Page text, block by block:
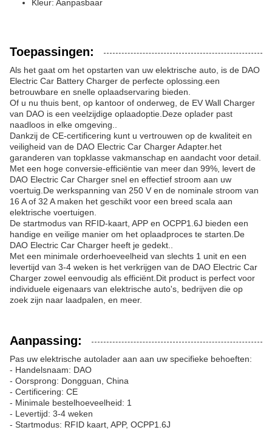
Kleur: Aanpasbaar
Toepassingen:
Als het gaat om het opstarten van uw elektrische auto, is de DAO
Electric Car Battery Charger de perfecte oplossing.een
betrouwbare en snelle oplaadservaring bieden.
Of u nu thuis bent, op kantoor of onderweg, de EV Wall Charger
van DAO is een veelzijdige oplaadoptie.Deze oplader past
naadloos in elke omgeving..
Dankzij de CE-certificering kunt u vertrouwen op de kwaliteit en
veiligheid van de DAO Electric Car Charger Adapter.het
garanderen van topklasse vakmanschap en aandacht voor detail.
Met een hoge conversie-efficiëntie van meer dan 99%, levert de
DAO Electric Car Charger snel en effectief stroom aan uw
voertuig.De werkspanning van 250 V en de nominale stroom van
16 A of 32 A maken het geschikt voor een breed scala aan
elektrische voertuigen.
De startmodus van RFID-kaart, APP en OCPP1.6J bieden een
handige en veilige manier om het oplaadproces te starten.De
DAO Electric Car Charger heeft je gedekt..
Met een minimale orderhoeveelheid van slechts 1 unit en een
levertijd van 3-4 weken is het verkrijgen van de DAO Electric Car
Charger zowel eenvoudig als efficiënt.Dit product is perfect voor
individuele eigenaars van elektrische auto's, bedrijven die op
zoek zijn naar laadpalen, en meer.
Aanpassing:
Pas uw elektrische autolader aan aan uw specifieke behoeften:
- Handelsnaam: DAO
- Oorsprong: Dongguan, China
- Certificering: CE
- Minimale bestelhoeveelheid: 1
- Levertijd: 3-4 weken
- Startmodus: RFID kaart, APP, OCPP1.6J